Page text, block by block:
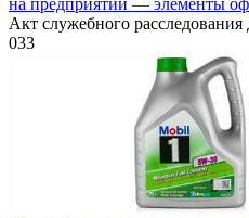
на предприятии — элементы
Акт служебного
033